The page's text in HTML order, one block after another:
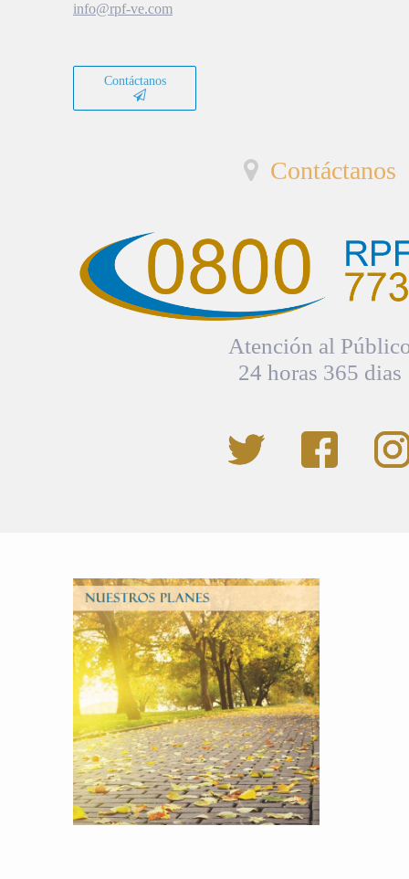
info@rpf-ve.com
Contáctanos
Contáctanos
Atención al
24 horas 365 dias